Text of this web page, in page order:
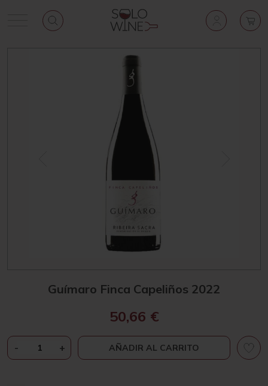
Guímaro Finca Capeliños 2022
50,66 €
-GUÍMARO
FINCA
+ AÑADIR AL CARRITO